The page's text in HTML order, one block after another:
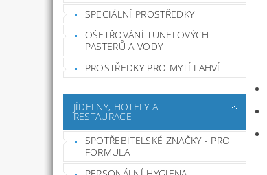
SPECIÁLNÍ PROSTŘEDKY
OŠETŘOVÁNÍ TUNELOVÝCH
PASTERŮ A VODY
PROSTŘEDKY PRO MYTÍ LAHVÍ
JÍDELNY, HOTELY A
RESTAURACE
SPOTŘEBITELSKÉ ZNAČKY - PRO
FORMULA